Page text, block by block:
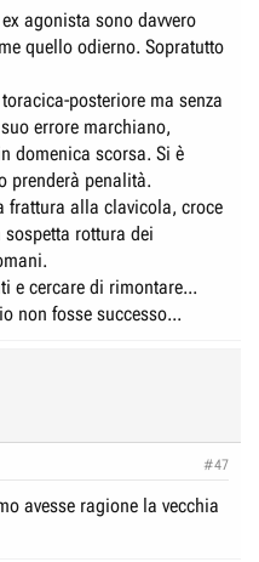
agonista sono davvero
quello odierno. Sopratutto
posteriore ma senza
errore marchiano,
domenica scorsa. Si è
prenderà penalità.
frattura alla clavicola, croce
rottura dei
e cercare di rimontare...
non fosse successo...
#47
avesse ragione la vecchia